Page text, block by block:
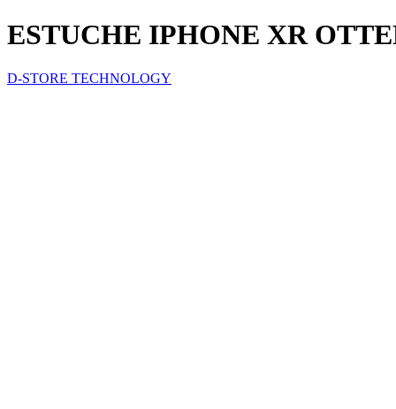
ESTUCHE IPHONE XR
D-STORE TECHNOLOGY